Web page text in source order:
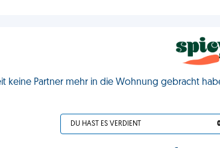
keine Partner mehr in die Wohnung gebracht
DU HAST ES VERDIENT